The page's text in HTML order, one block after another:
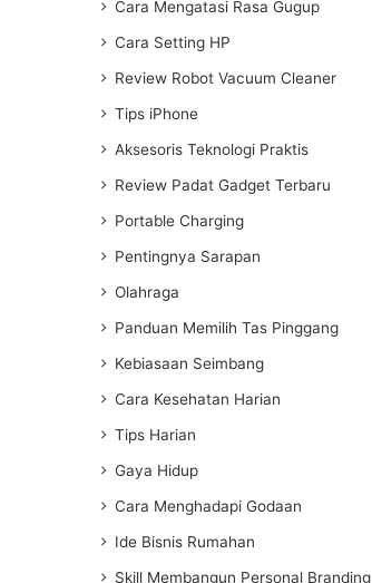
Cara Mengatasi Rasa Gugup
Cara Setting HP
Review Robot Vacuum Cleaner
Tips iPhone
Aksesoris Teknologi Praktis
Review Padat Gadget Terbaru
Portable Charging
Pentingnya Sarapan
Olahraga
Panduan Memilih Tas Pinggang
Kebiasaan Seimbang
Cara Kesehatan Harian
Tips Harian
Gaya Hidup
Cara Menghadapi Godaan
Ide Bisnis Rumahan
Skill Membangun Personal Branding